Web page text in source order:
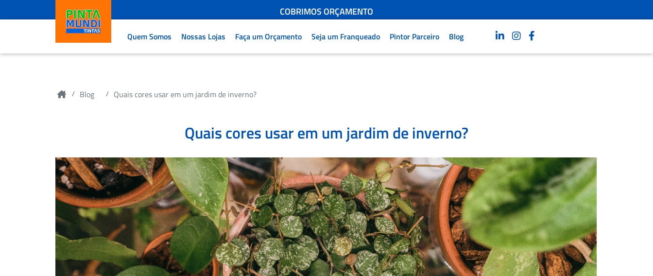
COBRIMOS ORÇAMENTO
ENCONTRE A LOJA MAIS PRÓXIMA
COMPRE PELO WHATSAPP
+ 5 MIL CORES PARA ESCOLHER NA HORA
FRETE GRÁTIS - CONSULTE
Quem Somos Nossas Lojas Faça um Orçamento Seja um Franqueado Pintor Parceiro Blog
Blog Quais cores usar em um jardim de inverno?
Quais cores usar em um jardim de inverno?